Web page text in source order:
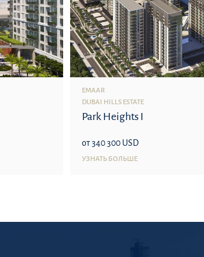
EMAAR
DUBAI HILLS ESTATE
Park Heights I
от 340 300 USD
УЗНАТЬ БОЛЬШЕ